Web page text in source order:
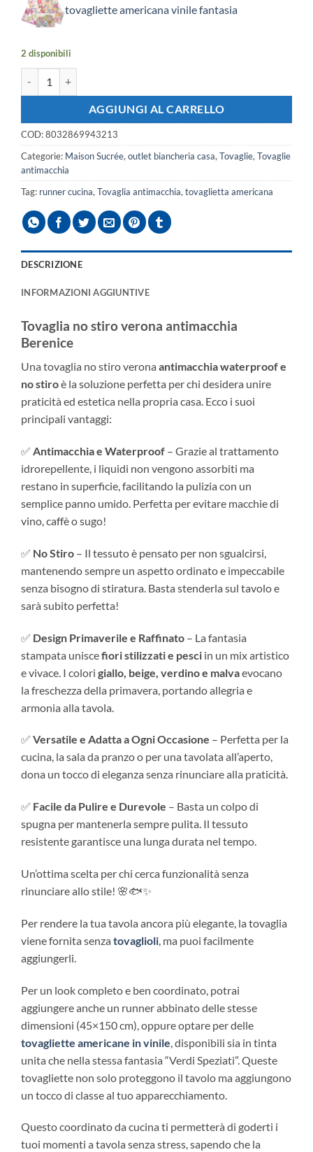
tovagliette americana vinile fantasia
2 disponibili
AGGIUNGI AL CARRELLO
COD:8032869943213
Categorie: Maison Sucrée, outlet biancheria casa, Tovaglie, Tovaglie
antimacchia
Tag: runner cucina, Tovaglia antimacchia, tovaglietta americana
DESCRIZIONE
INFORMAZIONI AGGIUNTIVE
Tovaglia no stiro verona antimacchia
Berenice
Una tovaglia no stiro verona antimacchia waterproof e
no stiroè la soluzione perfetta per chi desidera unire
praticità ed estetica nella propria casa. Ecco i suoi
principali vantaggi:
✅ Antimacchia e Waterproof – Grazie al trattamento
idrorepellente, i liquidi non vengono assorbiti ma
restano in superficie, facilitando la pulizia con un
semplice panno umido. Perfetta per evitare macchie di
vino, caffè o sugo!
✅ No Stiro – Il tessuto è pensato per non sgualcirsi,
mantenendo sempre un aspetto ordinato e impeccabile
senza bisogno di stiratura. Basta stenderla sul tavolo e
sarà subito perfetta!
✅ Design Primaverile e Raffinato – La fantasia
stampata uniscefiori stilizzati e pesci in un mix artistico
e vivace. I colori giallo, beige, verdino e malvaevocano
la freschezza della primavera, portando allegria e
armonia alla tavola.
✅ Versatile e Adatta a Ogni Occasione – Perfetta per la
cucina, la sala da pranzo o per una tavolata all’aperto,
dona un tocco di eleganza senza rinunciare alla praticità.
✅ Facile da Pulire e Durevole – Basta un colpo di
spugna per mantenerla sempre pulita. Il tessuto
resistente garantisce una lunga durata nel tempo.
Un’ottima scelta per chi cerca funzionalità senza
rinunciare allo stile! 🌸🐟✨
Per rendere la tua tavola ancora più elegante, la tovaglia
viene fornita senza tovaglioli, ma puoi facilmente
aggiungerli.
Per un look completo e ben coordinato, potrai
aggiungere anche un runner abbinato delle stesse
dimensioni (45×150 cm), oppure optare per delle
tovagliette americane in vinile , disponibili sia in tinta
unita che nella stessa fantasia “Verdi Speziati”. Queste
tovagliette non solo proteggono il tavolo ma aggiungono
un tocco di classe al tuo apparecchiamento.
Questo coordinato da cucina ti permetterà di goderti i
tuoi momenti a tavola senza stress, sapendo che la